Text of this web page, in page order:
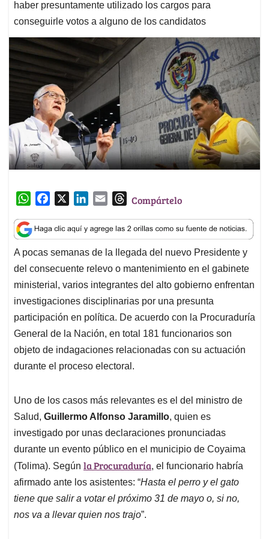
haber presuntamente utilizado los cargos para
conseguirle votos a alguno de los candidatos
W
a
t
s
A
p
p
c
e
b
o
o
k
n
k
e
d
n
a
i
l
T
r
e
a
d
s
Compártelo
A pocas semanas de la llegada del nuevo Presidente y
del consecuente relevo o mantenimiento en el gabinete
ministerial, varios integrantes del alto gobierno enfrentan
investigaciones disciplinarias por una presunta
participación en política. De acuerdo con la Procuraduría
General de la Nación, en total 181 funcionarios son
objeto de indagaciones relacionadas con su actuación
durante el proceso electoral.
Uno de los casos más relevantes es el del ministro de
Salud, Guillermo Alfonso Jaramillo, quien es
investigado por unas declaraciones pronunciadas
durante un evento público en el municipio de Coyaima
(Tolima). Según la Procuraduría, el funcionario habría
afirmado ante los asistentes: “Hasta el perro y el gato
tiene que salir a votar el próximo 31 de mayo o, si no,
nos va a llevar quien nos trajo”.